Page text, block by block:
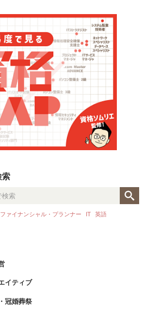
索
ファイナンシャル・プランナー IT 英語
イティブ
冠婚葬祭